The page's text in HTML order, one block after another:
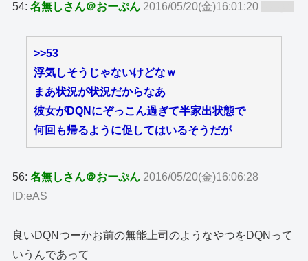
54:名無しさん＠おーぷん 2016/05/20(金)16:01:20
>>53
浮気しそうじゃないけどなｗ
まあ状況が状況だからなあ
彼女がDQNにぞっこん過ぎて半家出状態で
何回も帰るように促してはいるそうだが
56:名無しさん＠おーぷん 2016/05/20(金)16:06:28
ID:eAS
良いDQNつーかお前の無能上司のようなやつをDQNって
いうんであって